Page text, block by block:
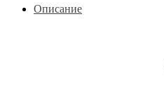
Описание